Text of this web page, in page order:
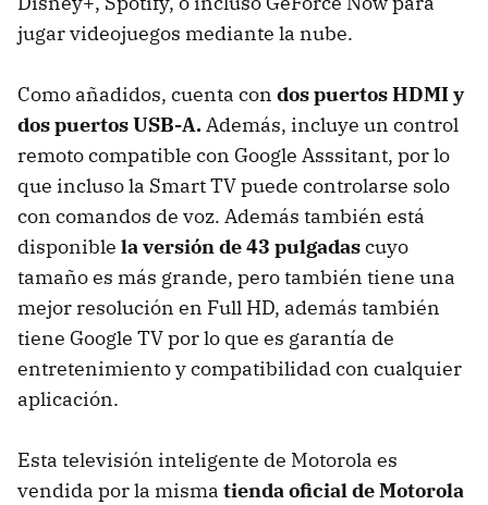
jugar videojuegos mediante la nube.
Como añadidos, cuenta con dos puertos HDMI y
dos puertos USB-A.Además, incluye un control
remoto compatible con Google Asssitant, por lo
que incluso la Smart TV puede controlarse solo
con comandos de voz. Además también está
disponible la versión de 43 pulgadascuyo
tamaño es más grande, pero también tiene una
mejor resolución en Full HD, además también
tiene Google TV por lo que es garantía de
entretenimiento y compatibilidad con cualquier
aplicación.
Esta televisión inteligente de Motorola es
vendida por la misma tienda oficial de Motorola